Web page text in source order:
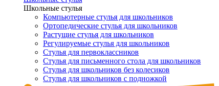
Школьные стулья
Компьютерные стулья для школьников
Ортопедические стулья для школьников
Растущие стулья для школьников
Регулируемые стулья для школьников
Стулья для первоклассников
Стулья для письменного стола для школьников
Стулья для школьников без колесиков
Стулья для школьников с подножкой